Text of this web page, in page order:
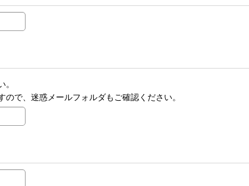
で、迷惑メールフォルダもご確認ください。